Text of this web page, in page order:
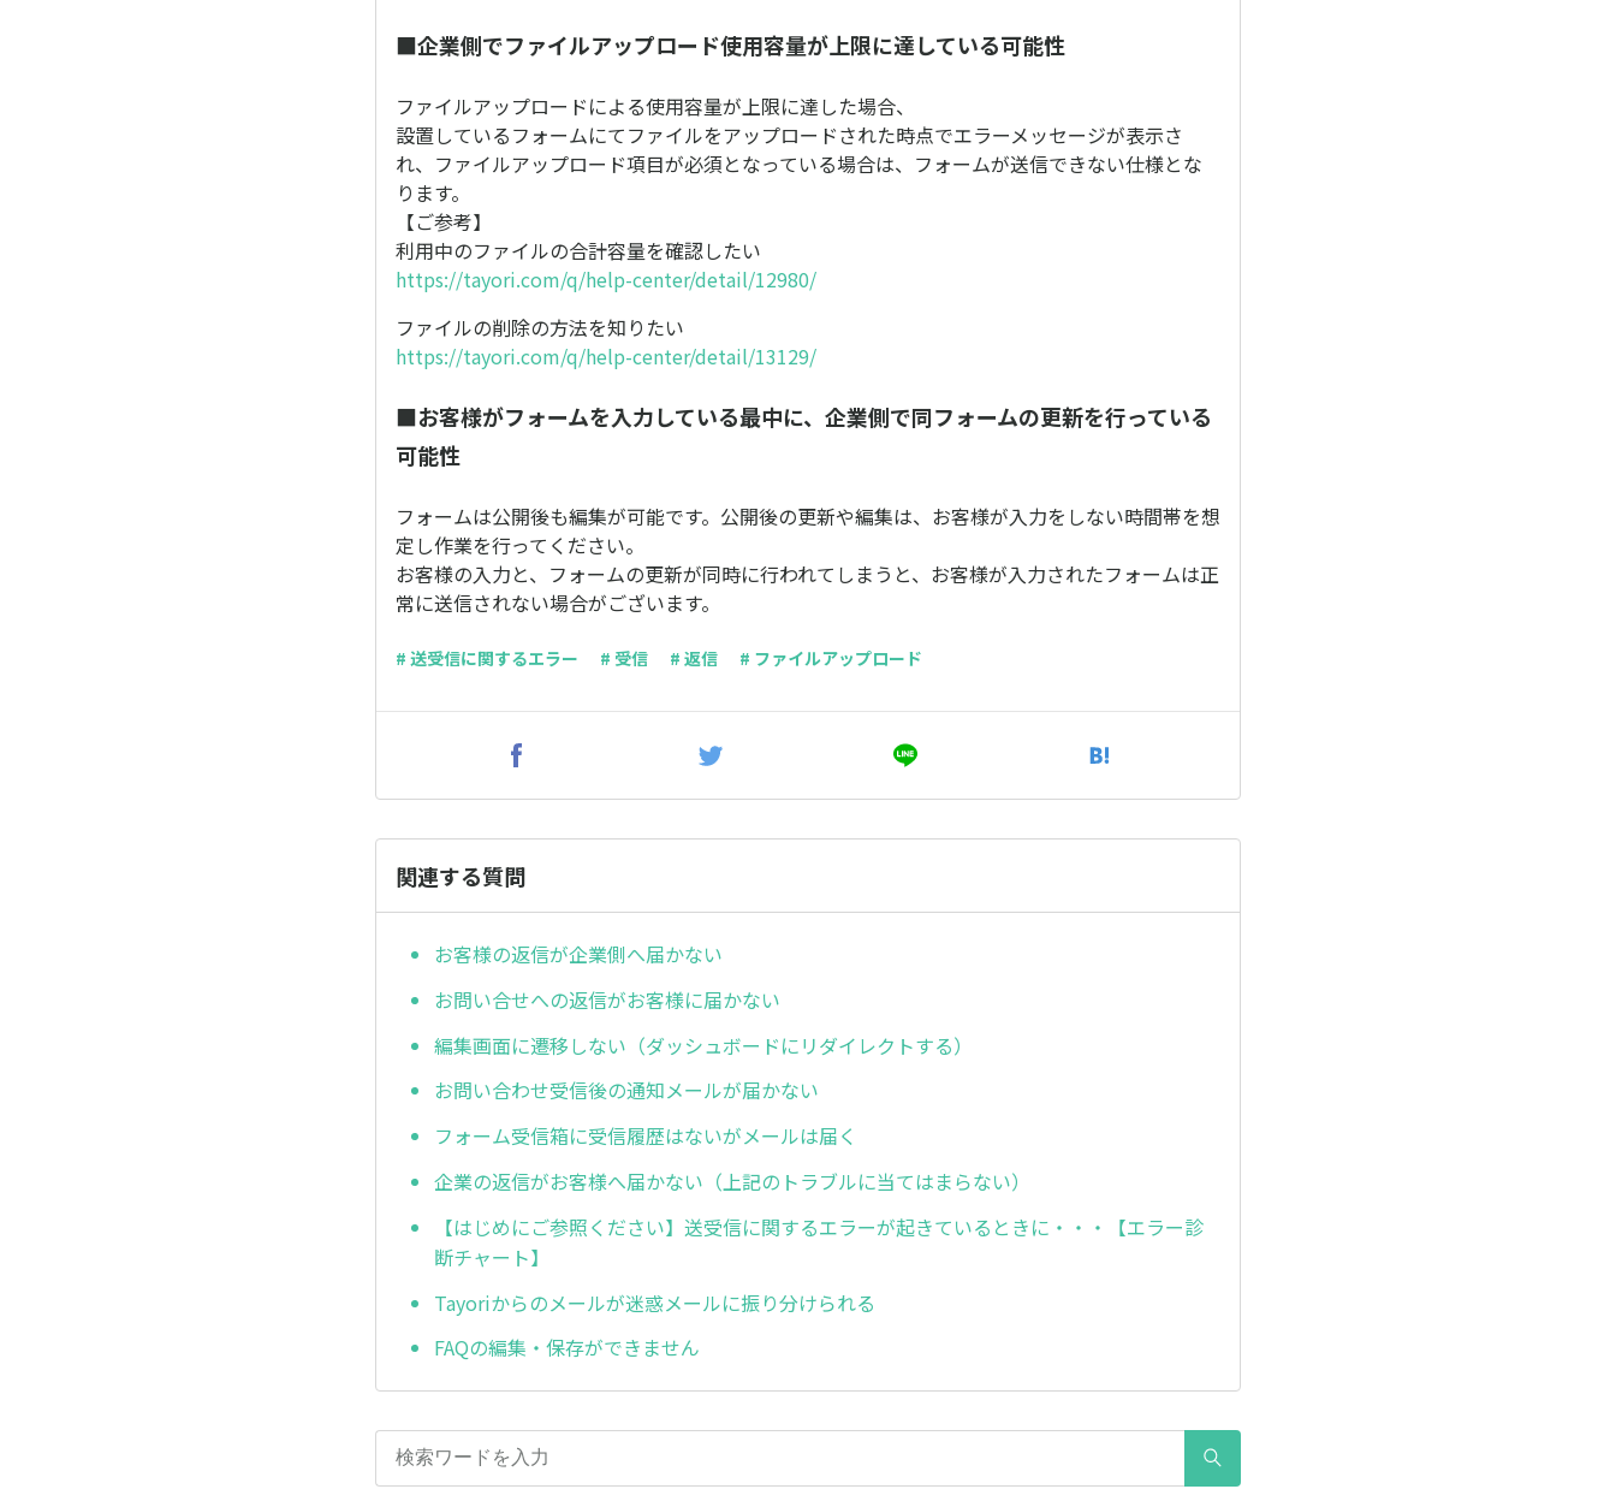
■企業側でファイルアップロード使用容量が上限に達している可能性
ファイルアップロードによる使用容量が上限に達した場合、
設置しているフォームにてファイルをアップロードされた時点でエラーメッセージが表示さ
れ、ファイルアップロード項目が必須となっている場合は、フォームが送信できない仕様とな
ります。
【ご参考】
利用中のファイルの合計容量を確認したい
https://tayori.com/q/help-center/detail/12980/
ファイルの削除の方法を知りたい
https://tayori.com/q/help-center/detail/13129/
■お客様がフォームを入力している最中に、企業側で同フォームの更新を行っている
可能性
フォームは公開後も編集が可能です。公開後の更新や編集は、お客様が入力をしない時間帯を想
定し作業を行ってください。
お客様の入力と、フォームの更新が同時に行われてしまうと、お客様が入力されたフォームは正
常に送信されない場合がございます。
# 送受信に関するエラー # 受信 # 返信 # ファイルアップロード
関連する質問
お客様の返信が企業側へ届かない
お問い合せへの返信がお客様に届かない
編集画面に遷移しない（ダッシュボードにリダイレクトする）
お問い合わせ受信後の通知メールが届かない
フォーム受信箱に受信履歴はないがメールは届く
企業の返信がお客様へ届かない（上記のトラブルに当てはまらない）
【はじめにご参照ください】送受信に関するエラーが起きているときに・・・【エラー診
断チャート】
Tayoriからのメールが迷惑メールに振り分けられる
FAQの編集・保存ができません